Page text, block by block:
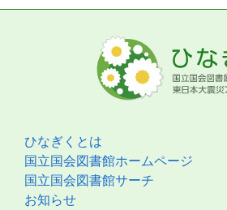
ひなぎくとは
国立国会図書館ホームページ
国立国会図書館サーチ
お知らせ